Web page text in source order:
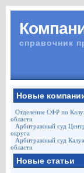
справочник
Новые
Отделение СФР по
области
Арбитражный суд
округа
Арбитражный суд
области
Новые статьи